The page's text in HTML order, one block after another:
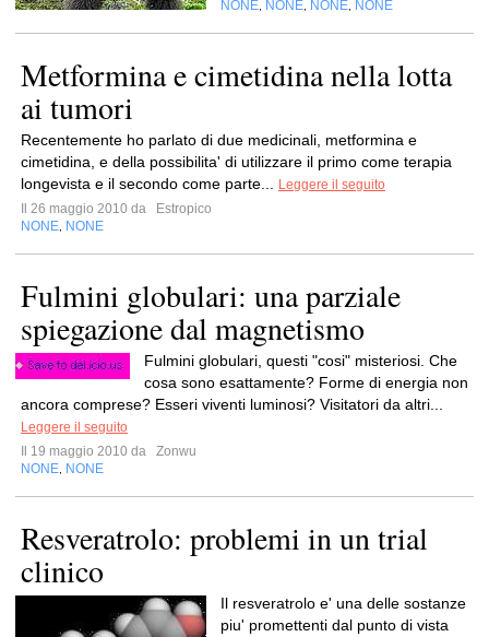
NONE NONE NONE NONE
Metformina e cimetidina nella lotta
ai tumori
Recentemente ho parlato di due medicinali, metformina e
cimetidina, e della possibilita' di utilizzare il primo come terapia
longevista e il secondo come parte...
Leggere il seguito
Il 26 maggio 2010 da
Estropico
NONE NONE
Fulmini globulari: una parziale
spiegazione dal magnetismo
Fulmini globulari, questi "cosi" misteriosi. Che
cosa sono esattamente? Forme di energia non
ancora comprese? Esseri viventi luminosi? Visitatori da altri...
Leggere il seguito
Il 19 maggio 2010 da
Zonwu
NONE NONE
Resveratrolo: problemi in un trial
clinico
Il resveratrolo e' una delle sostanze
piu' promettenti dal punto di vista